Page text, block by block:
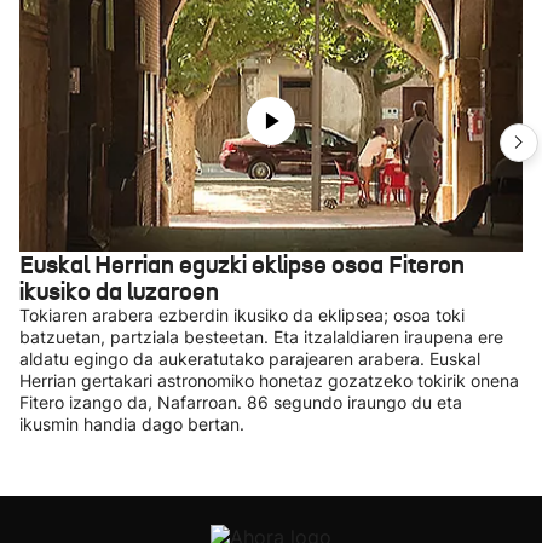
Euskal Herrian eguzki eklipse osoa Fiteron
ikusiko da luzaroen
Tokiaren arabera ezberdin ikusiko da eklipsea; osoa toki
batzuetan, partziala besteetan. Eta itzalaldiaren iraupena ere
aldatu egingo da aukeratutako parajearen arabera. Euskal
Herrian gertakari astronomiko honetaz gozatzeko tokirik onena
Fitero izango da, Nafarroan. 86 segundo iraungo du eta
ikusmin handia dago bertan.